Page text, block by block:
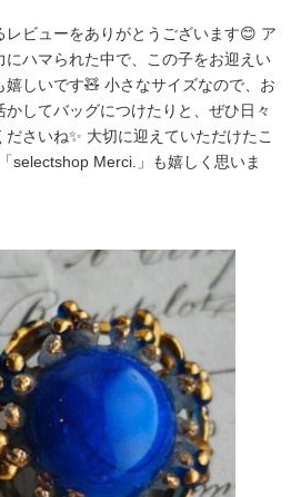
ビューをありがとうございます😊 ア
にハマられた中で、この子をお迎えい
しいです🧸 小さなサイズなので、お
してバッグにつけたりと、ぜひ日々
さいね✨ 大切に迎えていただけたこ
selectshop Merci.」も嬉しく思いま